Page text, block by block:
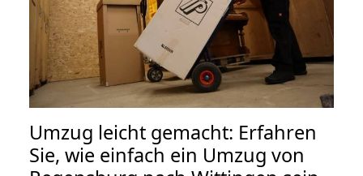
Umzug leicht gemacht: Erfahren
Sie, wie einfach ein Umzug von